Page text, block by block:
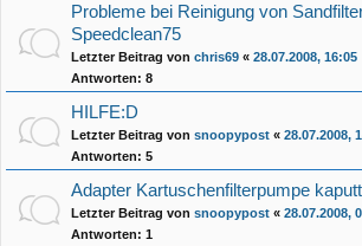
Probleme bei Reinigung von
Speedclean75
Letzter Beitrag von chris69 « 28.07.2008, 16:05
Antworten: 8
HILFE:D
Letzter Beitrag von snoopypost « 28.07.2008,
Antworten: 5
Adapter Kartuschenfilterpumpe kaputt
Letzter Beitrag von snoopypost « 28.07.2008,
Antworten: 1